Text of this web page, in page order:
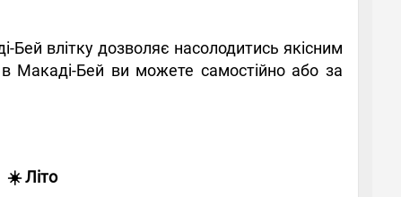
Бей влітку дозволяє насолодитись якісним
Макаді-Бей ви можете самостійно або за
☀️ Літо